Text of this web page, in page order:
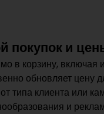
покупок и
в корзину, включая
обновляет цену
типа клиента или
и